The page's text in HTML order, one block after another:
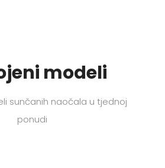
modeli
sunčanih naočala u tjednoj
ponudi